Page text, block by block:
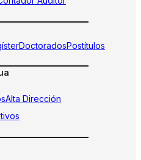
DoctoradosPostítulos
Alta Dirección